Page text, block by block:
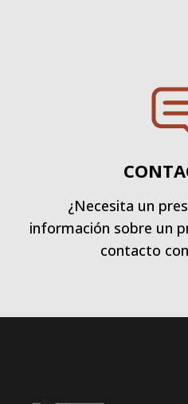
¿Necesita un
información sobre un
contacto